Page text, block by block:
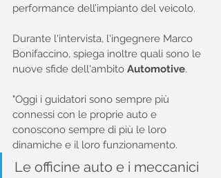
performance dell’impianto del veicolo.
Durante l'intervista, l'ingegnere Marco
Bonifaccino, spiega inoltre quali sono le
nuove sfide dell'ambito Automotive.
"Oggi i guidatori sono sempre più
connessi con le proprie auto e
conoscono sempre di più le loro
dinamiche e il loro funzionamento.
Le officine auto e i meccanici